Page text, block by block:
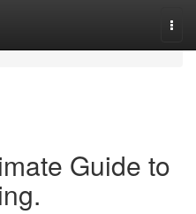
Guide to